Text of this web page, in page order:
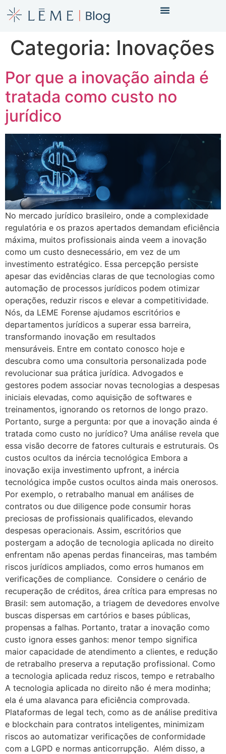
Categoria: Inovações
Por que a inovação ainda é
tratada como custo no
jurídico
No mercado jurídico brasileiro, onde a complexidade
regulatória e os prazos apertados demandam eficiência
máxima, muitos profissionais ainda veem a inovação
como um custo desnecessário, em vez de um
investimento estratégico. Essa percepção persiste
apesar das evidências claras de que tecnologias como
automação de processos jurídicos podem otimizar
operações, reduzir riscos e elevar a competitividade.
Nós, da LEME Forense ajudamos escritórios e
departamentos jurídicos a superar essa barreira,
transformando inovação em resultados
mensuráveis. Entre em contato conosco hoje e
descubra como uma consultoria personalizada pode
revolucionar sua prática jurídica. Advogados e
gestores podem associar novas tecnologias a despesas
iniciais elevadas, como aquisição de softwares e
treinamentos, ignorando os retornos de longo prazo.
Portanto, surge a pergunta: por que a inovação ainda é
tratada como custo no jurídico? Uma análise revela que
essa visão decorre de fatores culturais e estruturais. Os
custos ocultos da inércia tecnológica Embora a
inovação exija investimento upfront, a inércia
tecnológica impõe custos ocultos ainda mais onerosos.
Por exemplo, o retrabalho manual em análises de
contratos ou due diligence pode consumir horas
preciosas de profissionais qualificados, elevando
despesas operacionais. Assim, escritórios que
postergam a adoção de tecnologia aplicada no direito
enfrentam não apenas perdas financeiras, mas também
riscos jurídicos ampliados, como erros humanos em
verificações de compliance. Considere o cenário de
recuperação de créditos, área crítica para empresas no
Brasil: sem automação, a triagem de devedores envolve
buscas dispersas em cartórios e bases públicas,
propensas a falhas. Portanto, tratar a inovação como
custo ignora esses ganhos: menor tempo significa
maior capacidade de atendimento a clientes, e redução
de retrabalho preserva a reputação profissional. Como
a tecnologia aplicada reduz riscos, tempo e retrabalho
A tecnologia aplicada no direito não é mera modinha;
ela é uma alavanca para eficiência comprovada.
Plataformas de legal tech, como as de análise preditiva
e blockchain para contratos inteligentes, minimizam
riscos ao automatizar verificações de conformidade
com a LGPD e normas anticorrupção. Além disso, a